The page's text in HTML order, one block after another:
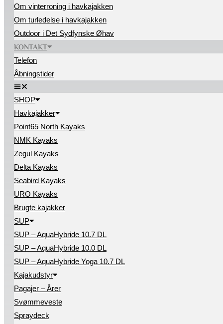
Om vinterroning i havkajakken
Om turledelse i havkajakken
Outdoor i Det Sydfynske Øhav
KONTAKT
Telefon
Åbningstider
SHOP
Havkajakker
Point65 North Kayaks
NMK Kayaks
Zegul Kayaks
Delta Kayaks
Seabird Kayaks
URO Kayaks
Brugte kajakker
SUP
SUP – AquaHybride 10.7 DL
SUP – AquaHybride 10.0 DL
SUP – AquaHybride Yoga 10.7 DL
Kajakudstyr
Pagajer – Årer
Svømmeveste
Spraydeck